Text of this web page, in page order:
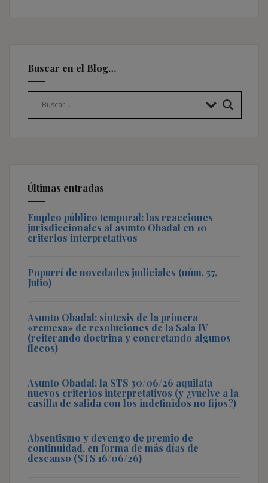
Buscar en el Blog…
Últimas entradas
Empleo público temporal: las reacciones
jurisdiccionales al asunto Obadal en 10
criterios interpretativos
Popurrí de novedades judiciales (núm. 57,
Julio)
Asunto Obadal: síntesis de la primera
«remesa» de resoluciones de la Sala IV
(reiterando doctrina y concretando algunos
flecos)
Asunto Obadal: la STS 30/06/26 aquilata
nuevos criterios interpretativos (y ¿vuelve a la
casilla de salida con los indefinidos no fijos?)
Absentismo y devengo de premio de
continuidad, en forma de más días de
descanso (STS 16/06/26)